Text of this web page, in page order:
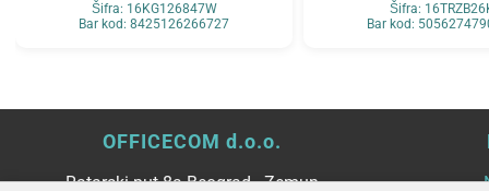
Šifra: 16KG126847W
Bar kod: 8425126266727
Šifra:
Bar kod:
OFFICECOM d.o.o.
Ratarski put 8a Beograd - Zemun